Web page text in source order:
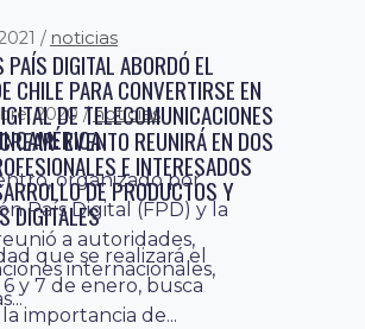
noticias
PAÍS DIGITAL ABORDÓ EL
CHILE PARA CONVERTIRSE EN
DE TELECOMUNICACIONES
organizado por
País Digital (FPD) y la
a autoridades,
internacionales,
2020 noticias
EVENTO REUNIRÁ EN DOS
E INTERESADOS
DE PRODUCTOS Y
DIGITALES
que se realizará el
y 7 de enero, busca
importancia de...